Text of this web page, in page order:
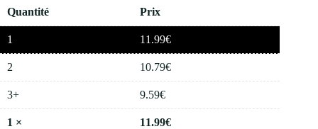
Quantité Prix
1 11.99€
2 10.79€
3+ 9.59€
1 × 11.99€